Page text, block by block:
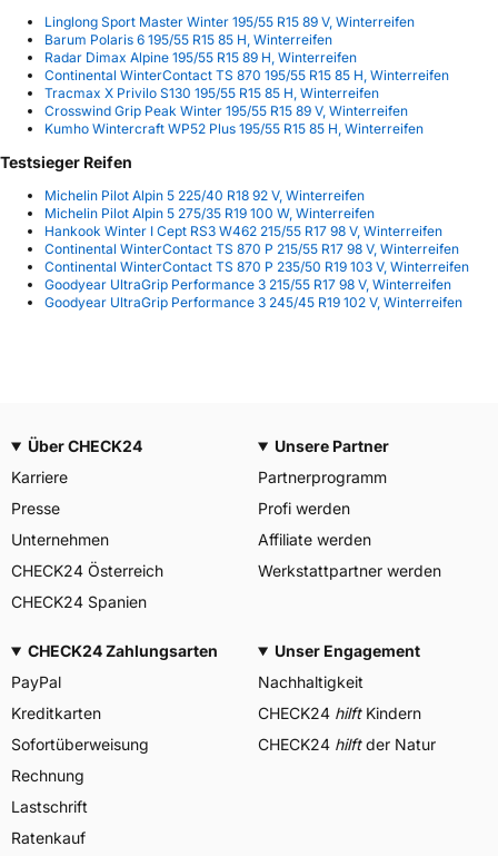
Linglong Sport Master Winter 195/55 R15 89 V, Winterreifen
Barum Polaris 6 195/55 R15 85 H, Winterreifen
Radar Dimax Alpine 195/55 R15 89 H, Winterreifen
Continental WinterContact TS 870 195/55 R15 85 H, Winterreifen
Tracmax X Privilo S130 195/55 R15 85 H, Winterreifen
Crosswind Grip Peak Winter 195/55 R15 89 V, Winterreifen
Kumho Wintercraft WP52 Plus 195/55 R15 85 H, Winterreifen
Testsieger Reifen
Michelin Pilot Alpin 5 225/40 R18 92 V, Winterreifen
Michelin Pilot Alpin 5 275/35 R19 100 W, Winterreifen
Hankook Winter I Cept RS3 W462 215/55 R17 98 V, Winterreifen
Continental WinterContact TS 870 P 215/55 R17 98 V, Winterreifen
Continental WinterContact TS 870 P 235/50 R19 103 V, Winterreifen
Goodyear UltraGrip Performance 3 215/55 R17 98 V, Winterreifen
Goodyear UltraGrip Performance 3 245/45 R19 102 V, Winterreifen
Über CHECK24
Karriere
Presse
Unternehmen
CHECK24 Österreich
CHECK24 Spanien
Unsere Partner
Partnerprogramm
Profi werden
Affiliate werden
Werkstattpartner werden
CHECK24 Zahlungsarten
PayPal
Kreditkarten
Sofortüberweisung
Rechnung
Lastschrift
Ratenkauf
Unser Engagement
Nachhaltigkeit
CHECK24 hilftKindern
CHECK24 hilftder Natur